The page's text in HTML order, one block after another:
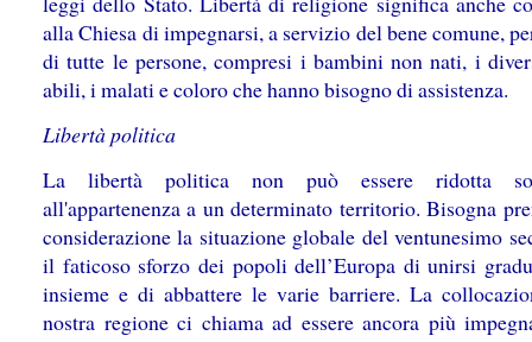
alla Chiesa di impegnarsi, a servizio del bene comune,
di tutte le persone, compresi i bambini non nati, i
abili, i malati e coloro che hanno bisogno di assistenza.
Libertà politica
La libertà politica non può essere ridotta
all'appartenenza a un determinato territorio. Bisogna
considerazione la situazione globale del ventunesimo
il faticoso sforzo dei popoli dell’Europa di unirsi
insieme e di abbattere le varie barriere. La
nostra regione ci chiama ad essere ancora più